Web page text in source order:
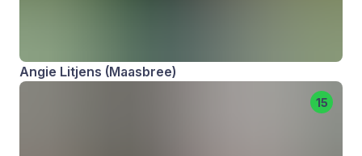
Angie Litjens (Maasbree)
15